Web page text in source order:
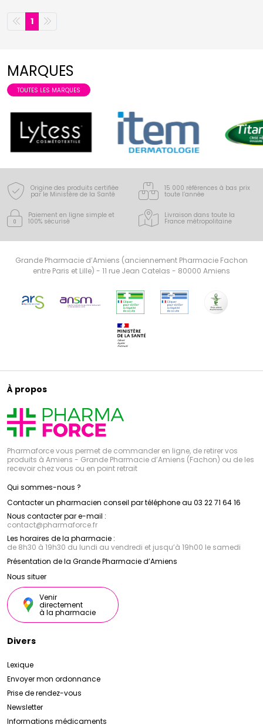
1
MARQUES
TOUTES LES MARQUES
Origine des produits certifiée
par le Ministère de la Santé
15 000 références à bas prix
toute l’année
Paiement en ligne simple et
100% sécurisé
Livraison dans toute la
France métropolitaine
Grande Pharmacie d’Amiens (anciennement Pharmacie Fachon
entre Paris et Lille) - 11 rue Jean Catelas - 80000 Amiens
À propos
Pharmaforce vous permet de commander en ligne, de retirer vos
produits à Amiens - Grande Pharmacie d’Amiens (Fachon) ou de les
recevoir chez vous ou en point retrait
Qui sommes-nous ?
Contacter un pharmacien conseil par téléphone au 03 22 71 64 16
Nous contacter par e-mail :
contact@pharmaforce.fr
Les horaires de la pharmacie :
de 8h30 à 19h30 du lundi au vendredi et jusqu’à 19h00 le samedi
Présentation de la Grande Pharmacie d’Amiens
Nous situer
Venir
directement
à la pharmacie
Divers
Lexique
Envoyer mon ordonnance
Prise de rendez-vous
Newsletter
Informations médicaments